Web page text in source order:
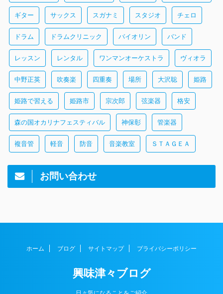
ギター サックス スガナミ スタジオ チェロ
ドラム ドラムクリニック バイオリン バンド
レッスン レンタル ワンマンオーケストラ ヴィオラ
中野正英 吹奏楽 四重奏 場所 大沢聡 姫路
姫路で習える 姫路市 宗次郎 弦楽器 格安
森の国オカリナフェスティバル 神保彰 管楽器
複音管 軽音 防音 音楽教室 ＳＴＡＧＥＡ
お問い合わせ
ホーム ブログ サイトマップ プライバシーポリシー
興味津々ブログ